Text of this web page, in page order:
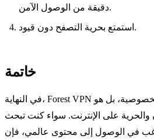
دقيقة من الوصول الآمن.
استمتع بحرية التصفح دون قيود.
خاتمة
في النهاية، Forest VPN ليس مجرد أداة لحماية الخصوصية، بل هو
والحرية على الإنترنت. سواء كنت تبحث
في الوصول إلى محتوى عالمي، فإن